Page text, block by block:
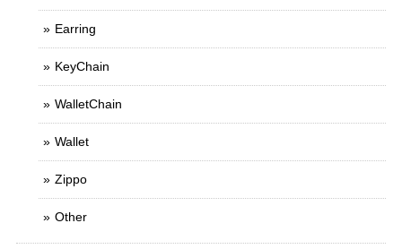
Earring
KeyChain
WalletChain
Wallet
Zippo
Other